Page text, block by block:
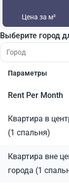
Цена за м²
Выберите город
Параметры
Rent Per Month
Квартира в
(1 спальня)
Квартира вне
города (1